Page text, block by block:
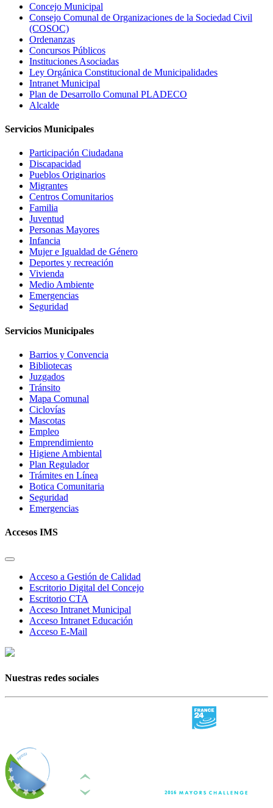
Concejo Municipal
Consejo Comunal de Organizaciones de la Sociedad Civil
(COSOC)
Ordenanzas
Concursos Públicos
Instituciones Asociadas
Ley Orgánica Constitucional de Municipalidades
Intranet Municipal
Plan de Desarrollo Comunal PLADECO
Alcalde
Servicios Municipales
Participación Ciudadana
Discapacidad
Pueblos Originarios
Migrantes
Centros Comunitarios
Familia
Juventud
Personas Mayores
Infancia
Mujer e Igualdad de Género
Deportes y recreación
Vivienda
Medio Ambiente
Emergencias
Seguridad
Servicios Municipales
Barrios y Convencia
Bibliotecas
Juzgados
Tránsito
Mapa Comunal
Ciclovías
Mascotas
Empleo
Emprendimiento
Higiene Ambiental
Plan Regulador
Trámites en Línea
Botica Comunitaria
Seguridad
Emergencias
Accesos IMS
Acceso a Gestión de Calidad
Escritorio Digital del Concejo
Escritorio CTA
Acceso Intranet Municipal
Acceso Intranet Educación
Acceso E-Mail
Nuestras redes sociales